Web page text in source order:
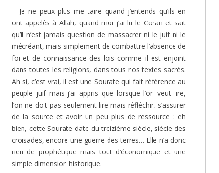
Je ne peux plus me taire quand j’entends qu’ils en
ont appelés à Allah, quand moi j’ai lu le Coran et sait
qu’il n’est jamais question de massacrer ni le juif ni le
mécréant, mais simplement de combattre l’absence de
foi et de connaissance des lois comme il est enjoint
dans toutes les religions, dans tous nos textes sacrés.
Ah si, c’est vrai, il est une Sourate qui fait référence au
peuple juif mais j’ai appris que lorsque l’on veut lire,
l’on ne doit pas seulement lire mais réfléchir, s’assurer
de la source et avoir un peu plus de ressource : eh
bien, cette Sourate date du treizième siècle, siècle des
croisades, encore une guerre des terres… Elle n’a donc
rien de prophétique mais tout d’économique et une
simple dimension historique.